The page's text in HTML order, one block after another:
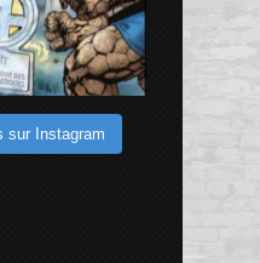
sur Instagram